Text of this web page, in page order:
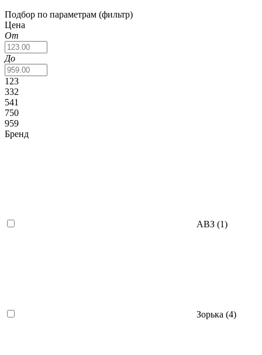
Подбор по параметрам (фильтр)
Цена
От
До
123
332
541
750
959
Бренд
АВЗ (1)
Зорька (4)